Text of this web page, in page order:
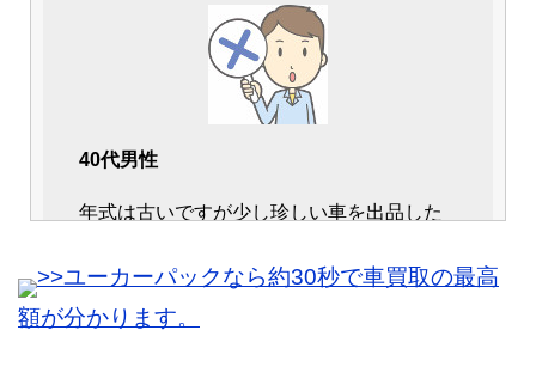
電話応対もスムーズで、やり取りの上で不
安は全く感じる事なく進められたと思いま
き詰まっていたので、比較すると対応が素
晴らしかったです。
40代男性
年式は古いですが少し珍しい車を出品した
個別に値段の相談などをされると思ってい
たものの、特にそんな事もなく終わりまし
>>ユーカーパックなら約30秒で車買取の最高
額が分かります。